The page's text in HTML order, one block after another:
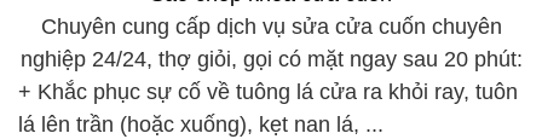
Chuyên cung cấp dịch vụ sửa cửa cuốn chuyên
nghiệp 24/24, thợ giỏi, gọi có mặt ngay sau 20 phút:
+ Khắc phục sự cố về tuông lá cửa ra khỏi ray, tuôn
lá lên trần (hoặc xuống), kẹt nan lá, ...